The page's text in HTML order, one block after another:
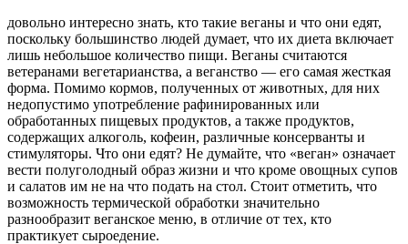
довольно интересно знать, кто такие веганы и что они едят,
поскольку большинство людей думает, что их диета включает
лишь небольшое количество пищи. Веганы считаются
ветеранами вегетарианства, а веганство — его самая жесткая
форма. Помимо кормов, полученных от животных, для них
недопустимо употребление рафинированных или
обработанных пищевых продуктов, а также продуктов,
содержащих алкоголь, кофеин, различные консерванты и
стимуляторы. Что они едят? Не думайте, что «веган» означает
вести полуголодный образ жизни и что кроме овощных супов
и салатов им не на что подать на стол. Стоит отметить, что
возможность термической обработки значительно
разнообразит веганское меню, в отличие от тех, кто
практикует сыроедение.